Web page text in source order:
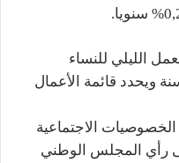
الليلي للنساء
دون ثماني عشرة (18) سنة ويحدد قائمة الأعمال
الاجتماعية
إلى رأي المجلس الوطني